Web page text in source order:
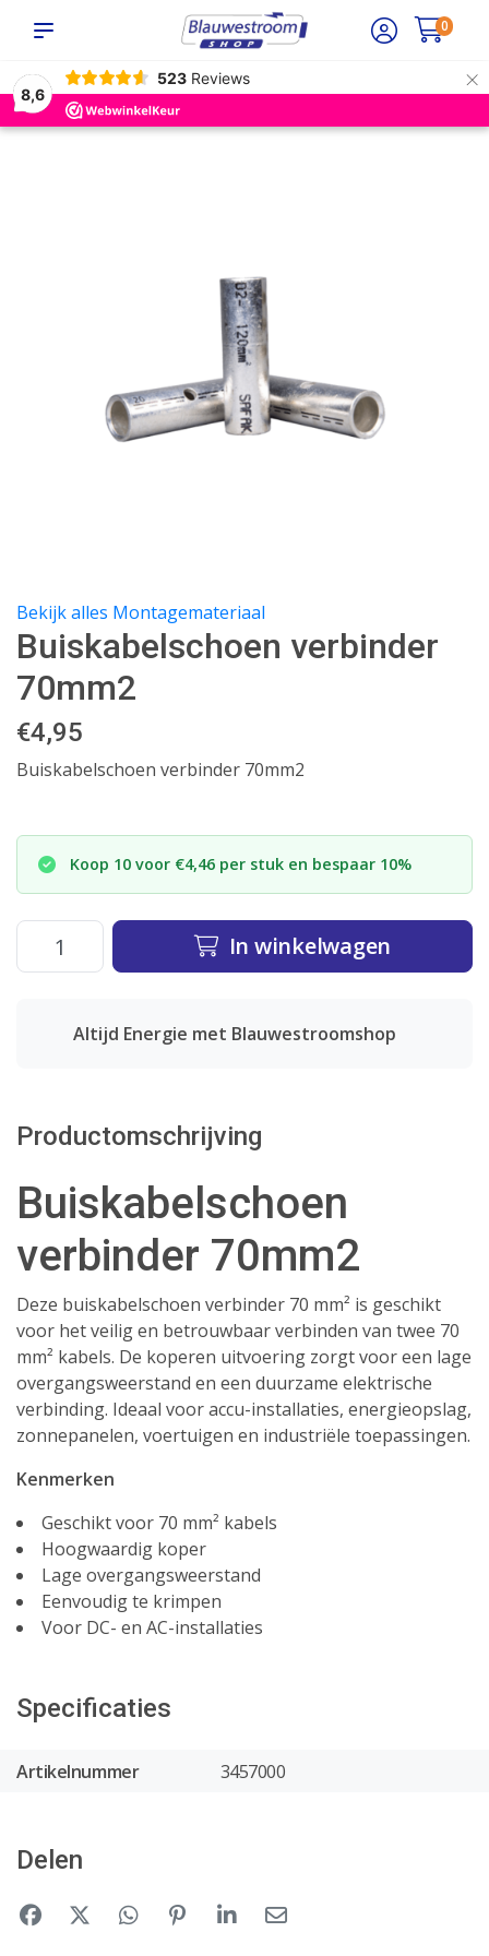
8,6
523 Reviews ×
0
Bekijk alles Montagemateriaal
Buiskabelschoen verbinder
70mm2
€4,95
Buiskabelschoen verbinder 70mm2
Koop 10 voor €4,46 per stuk en bespaar 10%
In winkelwagen
Altijd Energie met Blauwestroomshop
Productomschrijving
Buiskabelschoen
verbinder 70mm2
Deze buiskabelschoen verbinder 70 mm² is geschikt
voor het veilig en betrouwbaar verbinden van twee 70
mm² kabels. De koperen uitvoering zorgt voor een lage
overgangsweerstand en een duurzame elektrische
verbinding. Ideaal voor accu-installaties, energieopslag,
zonnepanelen, voertuigen en industriële toepassingen.
Kenmerken
Geschikt voor 70 mm² kabels
Hoogwaardig koper
Lage overgangsweerstand
Eenvoudig te krimpen
Voor DC- en AC-installaties
Specificaties
Artikelnummer 3457000
Delen